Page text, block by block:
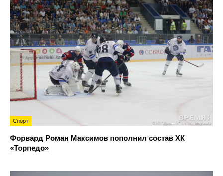
Спорт
Форвард Роман Максимов пополнил состав ХК
«Торпедо»